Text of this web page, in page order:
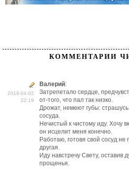
КОММЕНТАРИИ
2016-04-02
22:19
Валерий:
Затрепетало сердце,
от-того, что пал так низко.
Дрожат, немеют губы:
сосуда.
Нечистый к чистому иду. Хочу
он исцелит меня конечно.
Работаю, готовя свой сосуд
другая.
Иду навстречу Свету, оставив
прощенья.